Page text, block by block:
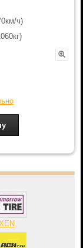
ч)